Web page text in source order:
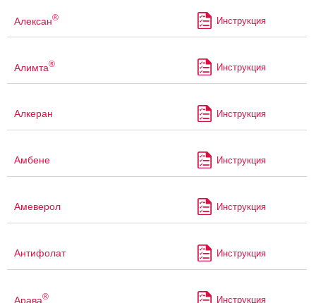
Алексан® Инструкция
Алимта® Инструкция
Алкеран Инструкция
Амбене Инструкция
Амеверол Инструкция
Антифолат Инструкция
Арава® Инструкция